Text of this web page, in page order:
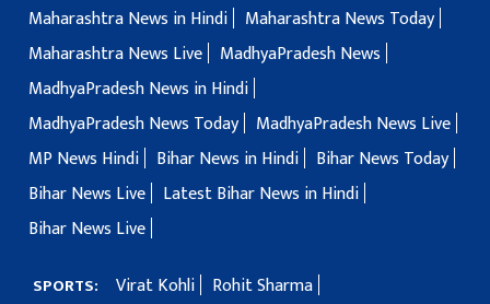
Maharashtra News in Hindi
Maharashtra News Today
Maharashtra News Live
MadhyaPradesh News
MadhyaPradesh News in Hindi
MadhyaPradesh News Today
MadhyaPradesh News Live
MP News Hindi
Bihar News in Hindi
Bihar News Today
Bihar News Live
Latest Bihar News in Hindi
Bihar News Live
SPORTS: Virat Kohli
Rohit Sharma